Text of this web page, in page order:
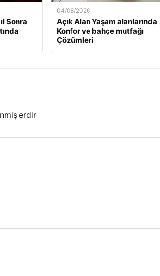
Sonra
04/08/2026
Açık Alan Yaşam alanlarında
Konfor ve bahçe mutfağı
Çözümleri